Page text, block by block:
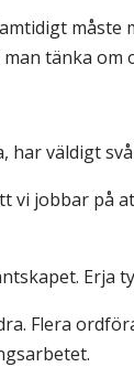
tänka om
har väldigt
vi jobbar på
Erja
Flera